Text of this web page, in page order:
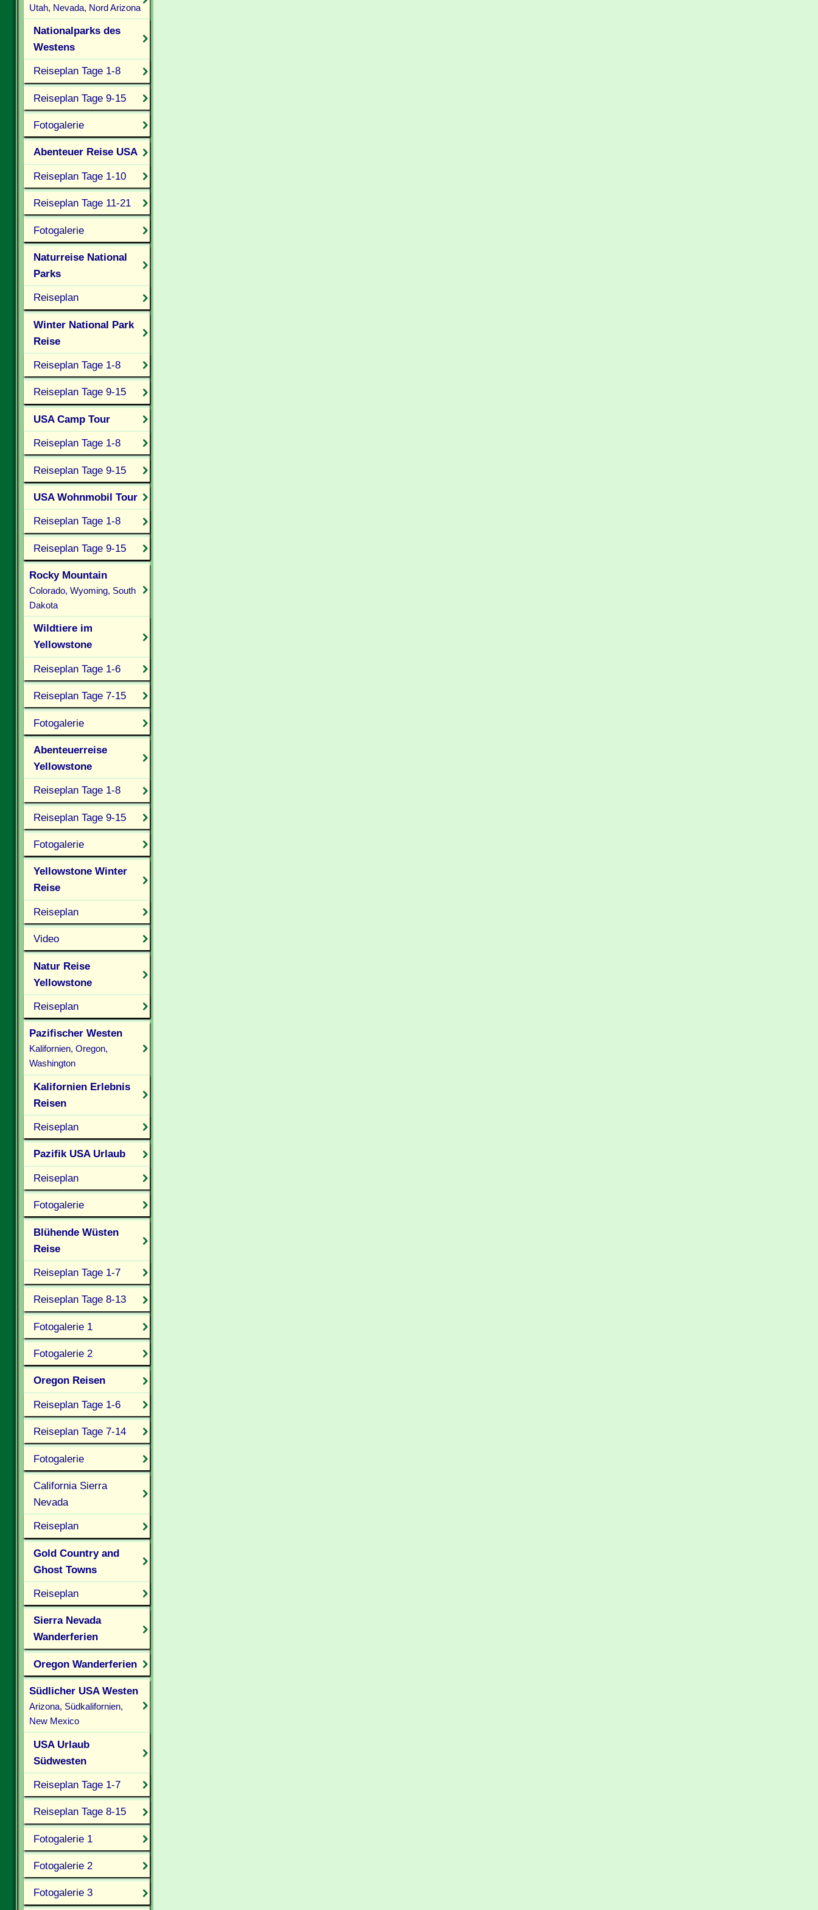
Utah, Nevada, Nord Arizona
Nationalparks des
Westens
Reiseplan Tage 1-8
Reiseplan Tage 9-15
Fotogalerie
Abenteuer Reise USA
Reiseplan Tage 1-10
Reiseplan Tage 11-21
Fotogalerie
Naturreise National
Parks
Reiseplan
Winter National Park
Reise
Reiseplan Tage 1-8
Reiseplan Tage 9-15
USA Camp Tour
Reiseplan Tage 1-8
Reiseplan Tage 9-15
USA Wohnmobil Tour
Reiseplan Tage 1-8
Reiseplan Tage 9-15
Rocky Mountain
Colorado, Wyoming, South
Dakota
Wildtiere im
Yellowstone
Reiseplan Tage 1-6
Reiseplan Tage 7-15
Fotogalerie
Abenteuerreise
Yellowstone
Reiseplan Tage 1-8
Reiseplan Tage 9-15
Fotogalerie
Yellowstone Winter
Reise
Reiseplan
Video
Natur Reise
Yellowstone
Reiseplan
Pazifischer Westen
Kalifornien, Oregon,
Washington
Kalifornien Erlebnis
Reisen
Reiseplan
Pazifik USA Urlaub
Reiseplan
Fotogalerie
Blühende Wüsten
Reise
Reiseplan Tage 1-7
Reiseplan Tage 8-13
Fotogalerie 1
Fotogalerie 2
Oregon Reisen
Reiseplan Tage 1-6
Reiseplan Tage 7-14
Fotogalerie
California Sierra
Nevada
Reiseplan
Gold Country and
Ghost Towns
Reiseplan
Sierra Nevada
Wanderferien
Oregon Wanderferien
Südlicher USA Westen
Arizona, Südkalifornien,
New Mexico
USA Urlaub
Südwesten
Reiseplan Tage 1-7
Reiseplan Tage 8-15
Fotogalerie 1
Fotogalerie 2
Fotogalerie 3